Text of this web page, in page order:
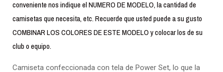
conveniente nos indique el NUMERO DE MODELO, la cantidad de
camisetas que necesita, etc. Recuerde que usted puede a su gusto
COMBINAR LOS COLORES DE ESTE MODELO y colocar los de su
club o equipo.
Camiseta confeccionada con tela de Power Set, lo que la